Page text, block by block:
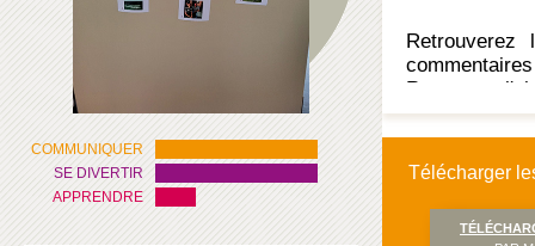
COMMUNIQUER
SE DIVERTIR
APPRENDRE
Retrouvez
Semaine 1"
Télécharger